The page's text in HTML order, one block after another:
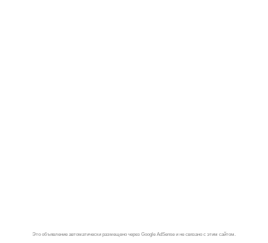
Это объявление автоматически размещено через Google AdSense и не связано с этим сайтом.